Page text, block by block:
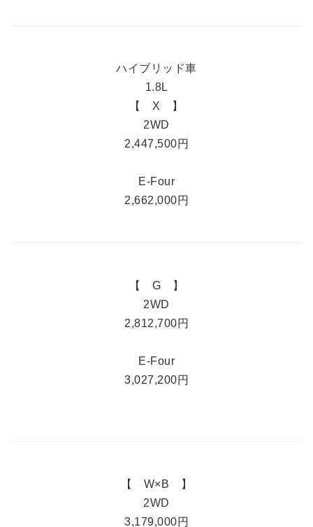
ハイブリッド車
1.8L
【 X 】
2WD
2,447,500円
E-Four
2,662,000円
【 G 】
2WD
2,812,700円
E-Four
3,027,200円
【 W×B 】
2WD
3,179,000円